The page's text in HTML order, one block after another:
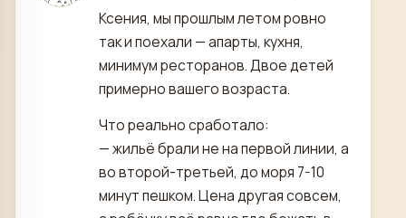
Ксения, мы прошлым летом ровно
так и поехали — апарты, кухня,
минимум ресторанов. Двое детей
примерно вашего возраста.
Что реально сработало:
— жильё брали не на первой линии, а
во второй-третьей, до моря 7-10
минут пешком. Цена другая совсем,